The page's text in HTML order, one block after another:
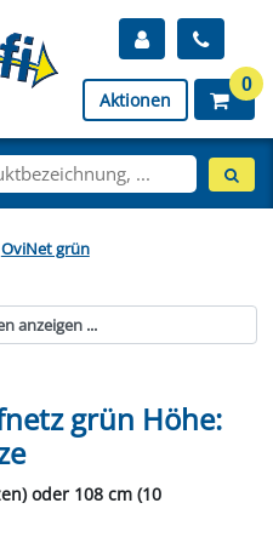
Aktionen
0
OviNet grün
anzeigen ...
grün Höhe:
oder 108 cm (10